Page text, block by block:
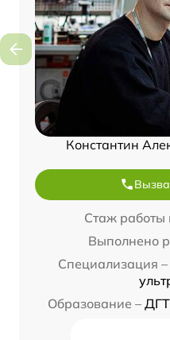
Константин
Стаж работы
Выполнено
Специализация –
Образование –